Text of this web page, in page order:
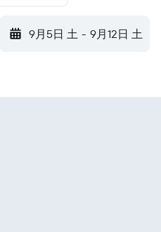
9月5日 土 - 9月12日 土